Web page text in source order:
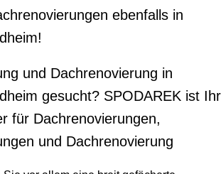
ebenfalls in
und Dachrenovierung in
gesucht? SPODAREK ist Ihr
für Dachrenovierungen,
und Dachrenovierung